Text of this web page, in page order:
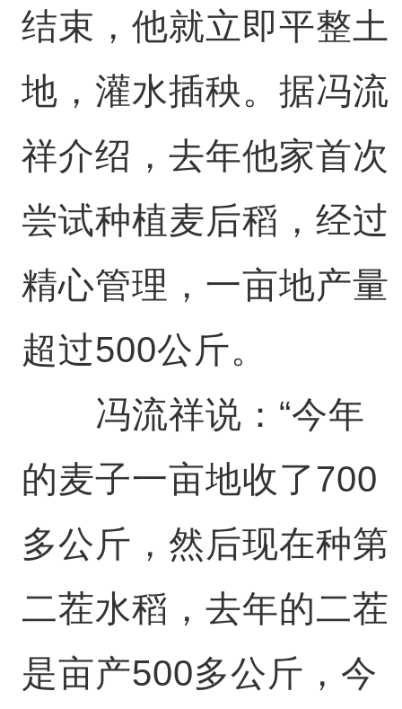
结束，他就立即平整土
地，灌水插秧。据冯流
祥介绍，去年他家首次
尝试种植麦后稻，经过
精心管理，一亩地产量
超过500公斤。
冯流祥说：“今年
的麦子一亩地收了700
多公斤，然后现在种第
二茬水稻，去年的二茬
是亩产500多公斤，今